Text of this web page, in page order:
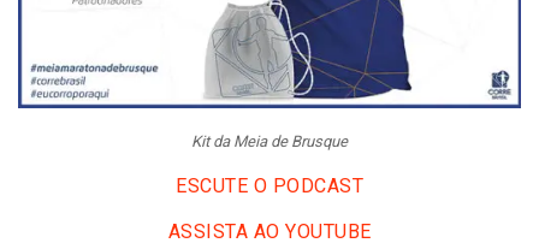
Kit da Meia de Brusque
ESCUTE O PODCAST
ASSISTA AO YOUTUBE